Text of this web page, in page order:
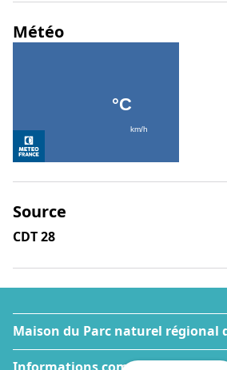
Météo
Source
CDT 28
Maison du Parc naturel régional